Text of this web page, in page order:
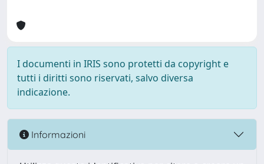
I documenti in IRIS sono protetti da copyright e
tutti i diritti sono riservati, salvo diversa
indicazione.
Informazioni